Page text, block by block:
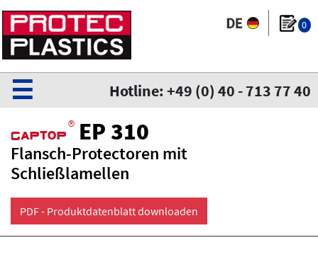
0
Hotline: +49 (0) 40 - 713 77 40
☰
CaPtoP ® EP 310
Flansch-Protectoren mit
Schließlamellen
PDF - Produktdatenblatt downloaden